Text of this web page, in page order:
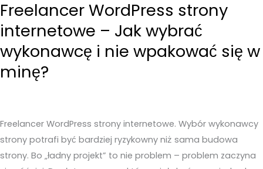
Freelancer WordPress strony
internetowe – Jak wybrać
wykonawcę i nie wpakować się w
minę?
Freelancer WordPress strony internetowe. Wybór wykonawcy
strony potrafi być bardziej ryzykowny niż sama budowa
strony. Bo „ładny projekt” to nie problem – problem zaczyna